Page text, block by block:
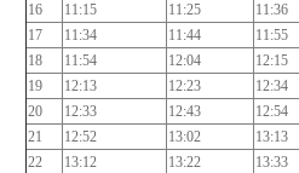
16
11:15 11:25 11:36
17
11:34 11:44 11:55
18
11:54 12:04 12:15
19
12:13 12:23 12:34
20
12:33 12:43 12:54
21
12:52 13:02 13:13
22
13:12 13:22 13:33